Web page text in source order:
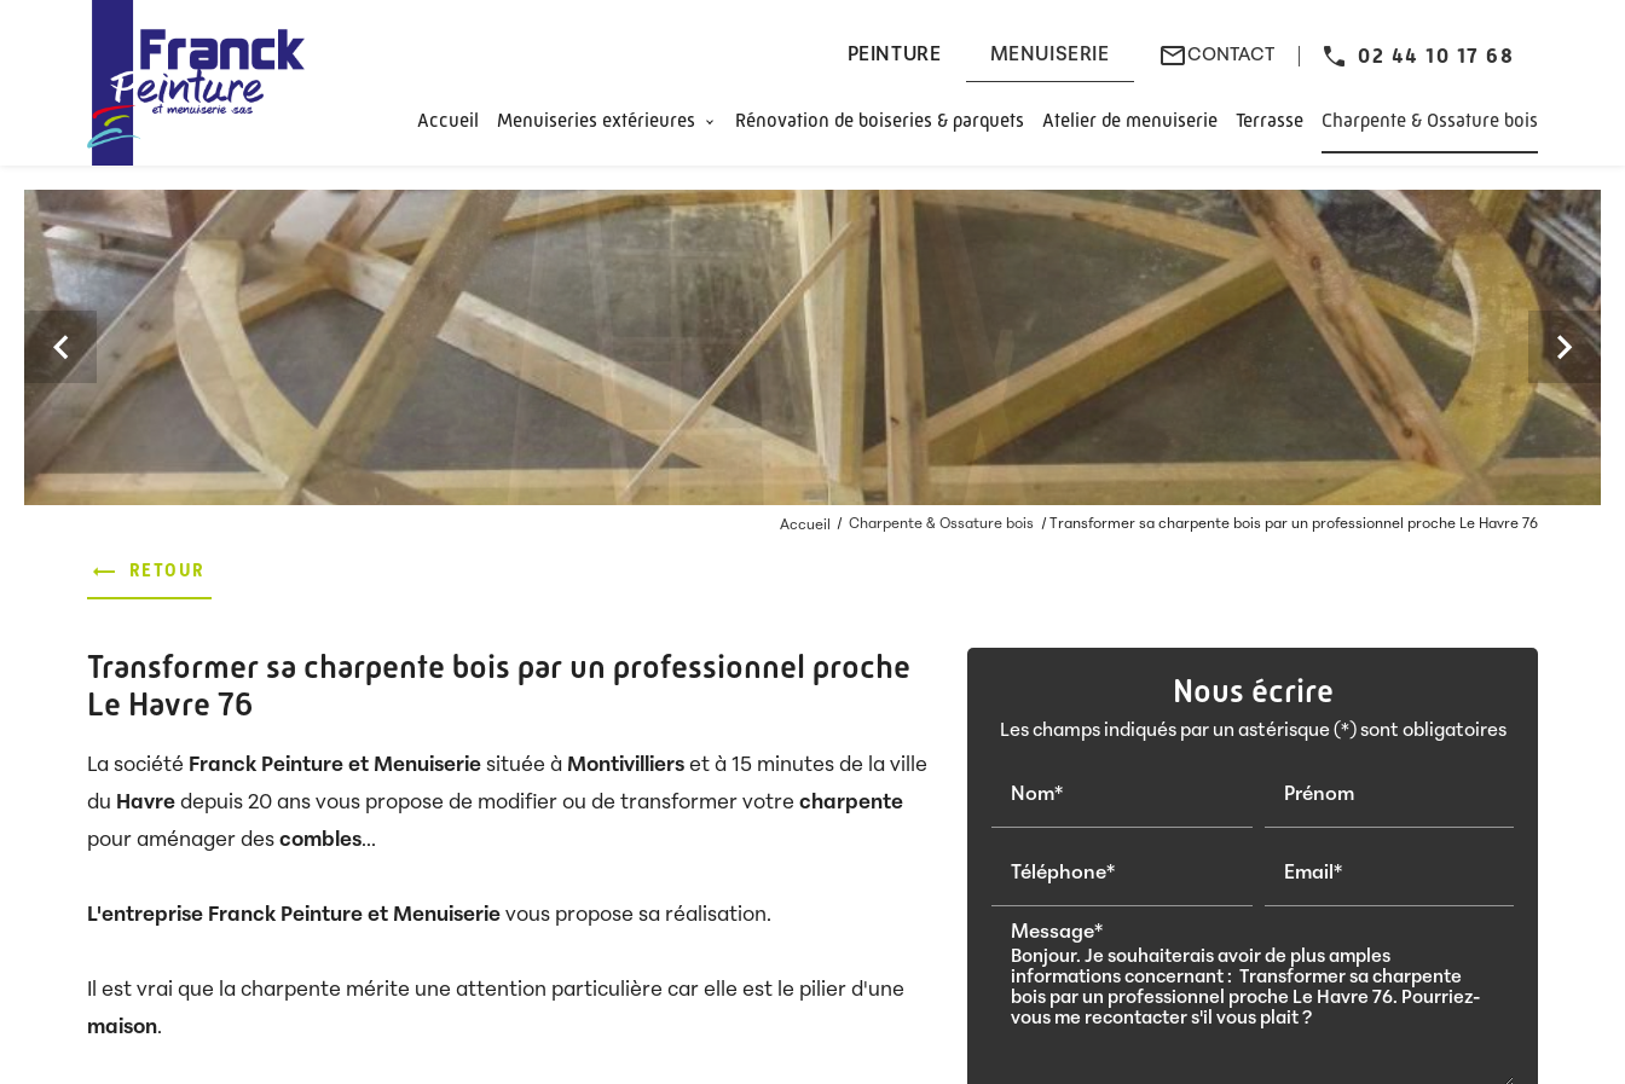
PEINTURE MENUISERIE mail_outlineCONTACT 02 44 10 17 68
Accueil Menuiseries extérieures Rénovation de boiseries & parquets Atelier de menuiserie Terrasse Charpente & Ossature bois
Previous Next
Accueil Charpente & Ossature bois Transformer sa charpente bois par un professionnel proche Le Havre 76
RETOUR
Transformer sa charpente bois par un professionnel proche
Le Havre 76
La société Franck Peinture et Menuiserie située à Montivilliers et à 15 minutes de la ville
du Havre depuis 20 ans vous propose de modifier ou de transformer votre charpente
pour aménager des combles...
L'entreprise Franck Peinture et Menuiserie vous propose sa réalisation.
Il est vrai que la charpente mérite une attention particulière car elle est le pilier d'une
maison.
Nous écrire
Les champs indiqués par un astérisque (*) sont obligatoires
Nom* Prénom
Téléphone* Email*
Message*